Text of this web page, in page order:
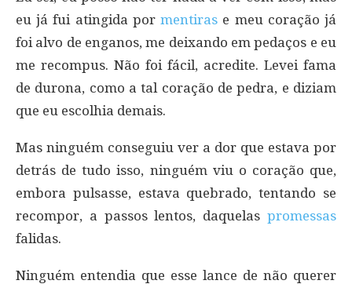
eu já fui atingida pormentiras e meu coração já
foi alvo de enganos, me deixando em pedaços e eu
me recompus. Não foi fácil, acredite. Levei fama
de durona, como a tal coração de pedra, e diziam
que eu escolhia demais.
Mas ninguém conseguiu ver a dor que estava por
detrás de tudo isso, ninguém viu o coração que,
embora pulsasse, estava quebrado, tentando se
recompor, a passos lentos, daquelas promessas
falidas.
Ninguém entendia que esse lance de não querer